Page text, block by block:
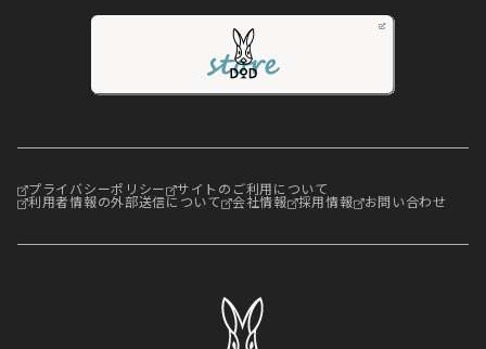
プライバシーポリシー サイトのご利用について
利用者情報の外部送信について 会社情報 採用情報 お問い合わせ